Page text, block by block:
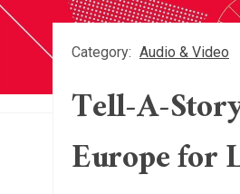
Category: Audio & Video
Tell-A-
Europe for